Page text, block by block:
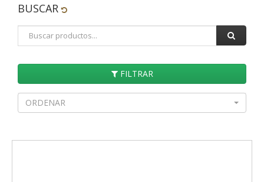
BUSCAR
FILTRAR
ORDENAR